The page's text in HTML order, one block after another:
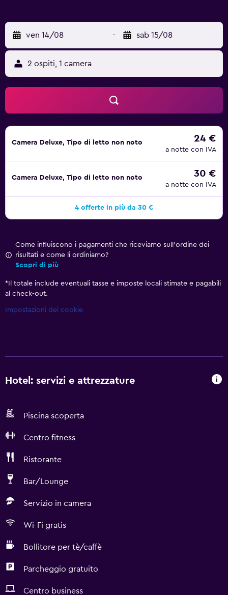
anche opzioni halal. Potrete giocare a biliardo presso
questo hotel a 5 stelle. Santuario Nazionale Basilica di
Nostra Signora del Riscatto è a 1,6 km da questo hotel,
mentre Bolgatty Event Centre si trova a 3,7 km dalla
struttura. Aeroporto Internazionale di Cochin si trova a 31
km di distanza.
ven 14/08 - sab 15/08
2 ospiti, 1 camera
Camera Deluxe, Tipo di letto non noto 24 €
a notte con IVA
Camera Deluxe, Tipo di letto non noto 30 €
a notte con IVA
4 offerte in più da 30 €
Come influiscono i pagamenti che riceviamo sull'ordine dei
risultati e come li ordiniamo?
Scopri di più
* Il totale include eventuali tasse e imposte locali stimate e pagabili
al check-out.
Impostazioni dei cookie
Hotel: servizi e attrezzature
Piscina scoperta
Centro fitness
Ristorante
Bar/Lounge
Servizio in camera
Wi-Fi gratis
Bollitore per tè/caffè
Parcheggio gratuito
Centro business